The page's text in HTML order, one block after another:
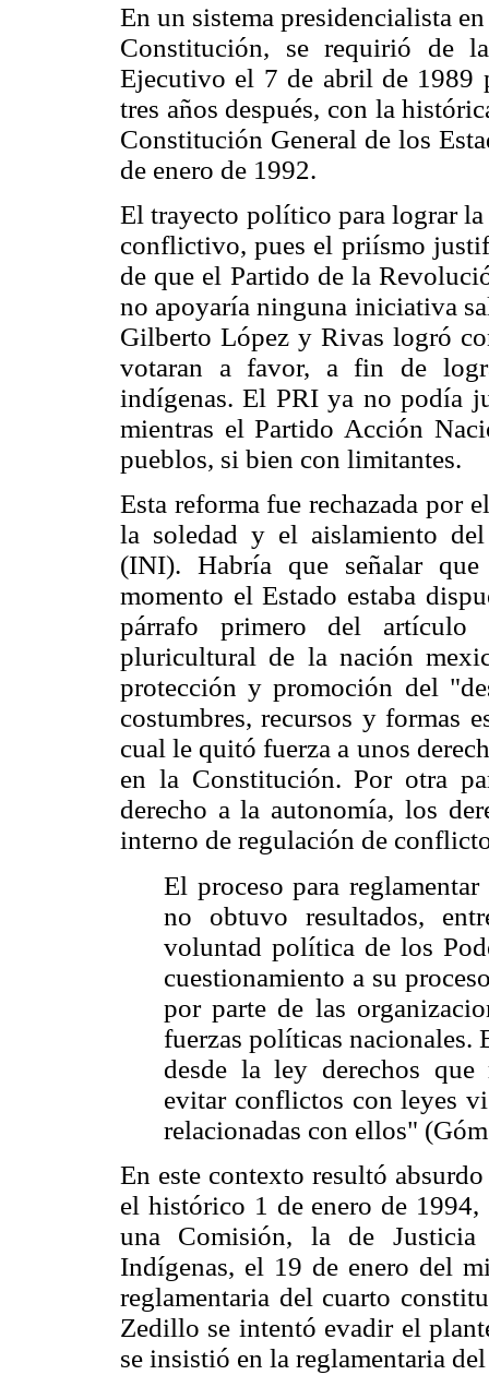
En un sistema presidencialista
Constitución, se requirió de
Ejecutivo el 7 de abril de 1989
tres años después, con la
Constitución General de los
de enero de 1992.
El trayecto político para lograr
conflictivo, pues el priísmo
de que el Partido de la
no apoyaría ninguna iniciativa
Gilberto López y Rivas logró
votaran a favor, a fin de
indígenas. El PRI ya no podía
mientras el Partido Acción
pueblos, si bien con limitantes.
Esta reforma fue rechazada por
la soledad y el aislamiento
(INI). Habría que señalar
momento el Estado estaba
párrafo primero del artículo
pluricultural de la nación
protección y promoción del
costumbres, recursos y formas
cual le quitó fuerza a unos
en la Constitución. Por otra
derecho a la autonomía, los
interno de regulación de
El proceso para
no obtuvo resultados,
voluntad política de los
cuestionamiento a su
por parte de las
fuerzas políticas nacionales.
desde la ley derechos que
evitar conflictos con leyes
relacionadas con ellos"
En este contexto resultó
el histórico 1 de enero de 1994,
una Comisión, la de
Indígenas, el 19 de enero del
reglamentaria del cuarto
Zedillo se intentó evadir el
se insistió en la reglamentaria